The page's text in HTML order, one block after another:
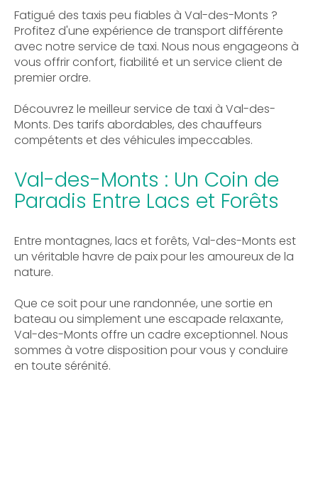
Fatigué des taxis peu fiables à Val-des-Monts ?
Profitez d'une expérience de transport différente
avec notre service de taxi. Nous nous engageons à
vous offrir confort, fiabilité et un service client de
premier ordre.
Découvrez le meilleur service de taxi à Val-des-
Monts. Des tarifs abordables, des chauffeurs
compétents et des véhicules impeccables.
Val-des-Monts : Un Coin de
Paradis Entre Lacs et Forêts
Entre montagnes, lacs et forêts, Val-des-Monts est
un véritable havre de paix pour les amoureux de la
nature.
Que ce soit pour une randonnée, une sortie en
bateau ou simplement une escapade relaxante,
Val-des-Monts offre un cadre exceptionnel. Nous
sommes à votre disposition pour vous y conduire
en toute sérénité.